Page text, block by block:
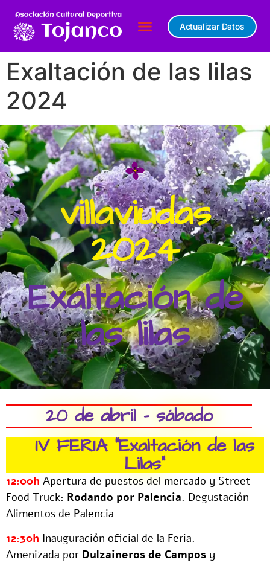
Actualizar Datos
Exaltación de las lilas
2024
villaviudas
2024
Exaltación de
las lilas
20 de abril - sábado
IV FERIA "Exaltación de las
Lilas"
12:00h Apertura de puestos del mercado y Street
Food Truck: Rodando por Palencia. Degustación
Alimentos de Palencia
12:30h Inauguración oficial de la Feria.
Amenizada por Dulzaineros de Campos y